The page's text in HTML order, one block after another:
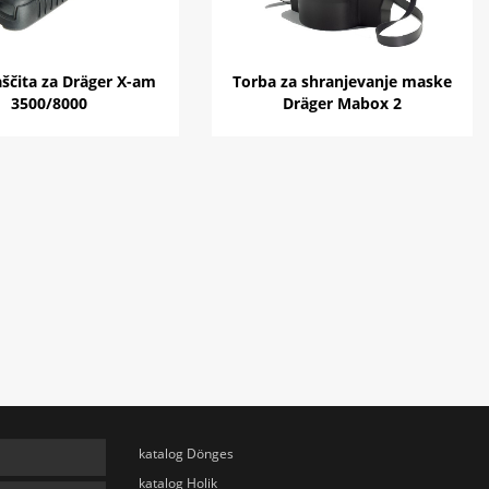
za Dräger X-am
3500/8000
Torba za shranjevanje maske
Dräger Mabox 2
katalog Dönges
katalog Holik